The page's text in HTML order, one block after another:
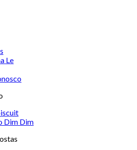
Le
Dim Dim